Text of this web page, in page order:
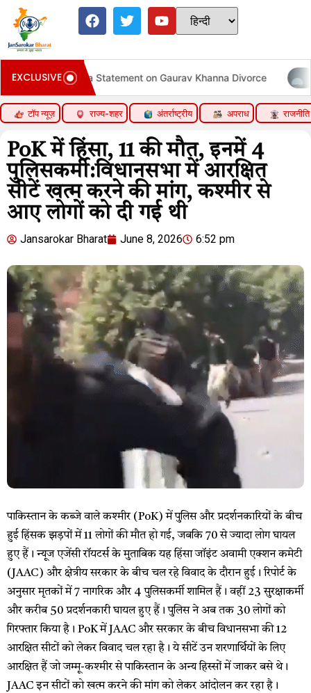
EXCLUSIVE
Statement on Gaurav Khanna Divorce अमेरिकी
टॉप न्यूज़ राज्य-शहर अंतर्राष्ट्रीय अपराध राजनीति
PoK में हिंसा, 11 की मौत, इनमें 4
पुलिसकर्मी:विधानसभा में आरक्षित
सीटें खत्म करने की मांग, कश्मीर से
आए लोगों को दी गई थी
Jansarokar Bharat June 8, 2026 6:52 pm
पाकिस्तान के कब्जे वाले कश्मीर (PoK) में पुलिस और प्रदर्शनकारियों के बीच
हुई हिंसक झड़पों में 11 लोगों की मौत हो गई, जबकि 70 से ज्यादा लोग घायल
हुए हैं। न्यूज एजेंसी रॉयटर्स के मुताबिक यह हिंसा जॉइंट अवामी एक्शन कमेटी
(JAAC) और क्षेत्रीय सरकार के बीच चल रहे विवाद के दौरान हुई। रिपोर्ट के
अनुसार मृतकों में 7 नागरिक और 4 पुलिसकर्मी शामिल हैं। वहीं 23 सुरक्षाकर्मी
और करीब 50 प्रदर्शनकारी घायल हुए हैं। पुलिस ने अब तक 30 लोगों को
गिरफ्तार किया है। PoK में JAAC और सरकार के बीच विधानसभा की 12
आरक्षित सीटों को लेकर विवाद चल रहा है। ये सीटें उन शरणार्थियों के लिए
आरक्षित हैं जो जम्मू-कश्मीर से पाकिस्तान के अन्य हिस्सों में जाकर बसे थे।
JAAC इन सीटों को खत्म करने की मांग को लेकर आंदोलन कर रहा है।